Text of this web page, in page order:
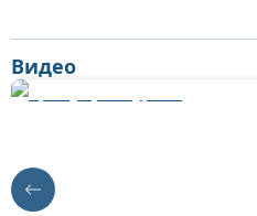
Видео